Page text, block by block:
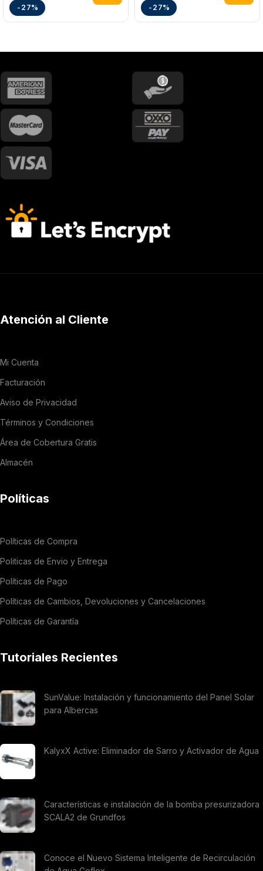
-27% -27%
Atención al Cliente
Mi Cuenta
Facturación
Aviso de Privacidad
Términos y Condiciones
Área de Cobertura Gratis
Almacén
Políticas
Políticas de Compra
Politicas de Envio y Entrega
Políticas de Pago
Políticas de Cambios, Devoluciones y Cancelaciones
Políticas de Garantía
Tutoriales Recientes
SunValue: Instalación y funcionamiento del Panel Solar
para Albercas
KalyxX Active: Eliminador de Sarro y Activador de Agua
Características e instalación de la bomba presurizadora
SCALA2 de Grundfos
Conoce el Nuevo Sistema Inteligente de Recirculación